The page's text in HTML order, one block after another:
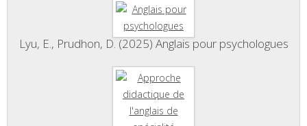
Lyu, E., Prudhon, D. (2025) Anglais pour psychologues